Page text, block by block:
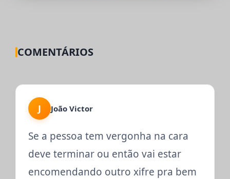
COMENTÁRIOS
J João Victor
Se a pessoa tem vergonha na cara
deve terminar ou então vai estar
encomendando outro xifre pra bem